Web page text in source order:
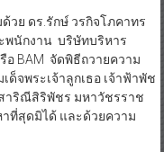
วย ดร.รักษ์ วรกิจโภคาทร
พนักงาน บริษัทบริหาร
BAM จัดพิธีถวายความ
ด็จพระเจ้าลูกเธอ เจ้าฟ้าพัช
าริณีสิริพัชร มหาวัชรราช
ที่สุดมิได้ และด้วยความ